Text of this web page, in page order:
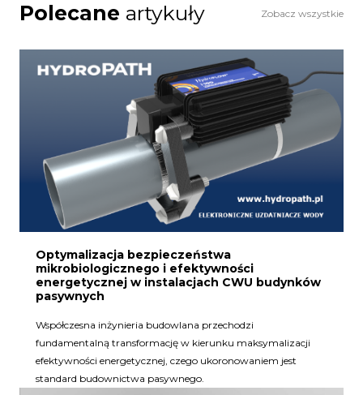
Polecane artykuły Zobacz wszystkie
Optymalizacja bezpieczeństwa
mikrobiologicznego i efektywności
energetycznej w instalacjach CWU budynków
pasywnych
Współczesna inżynieria budowlana przechodzi
fundamentalną transformację w kierunku maksymalizacji
efektywności energetycznej, czego ukoronowaniem jest
standard budownictwa pasywnego.